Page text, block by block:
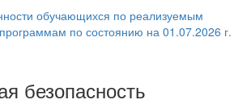
обучающихся по реализуемым
по состоянию на 01.07.2026 г.
безопасность